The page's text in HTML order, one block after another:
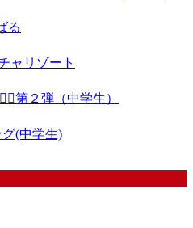
る
ャリゾート
第２弾（中学生）
(中学生)